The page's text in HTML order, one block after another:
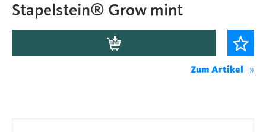
Stapelstein® Grow mint
Zum Artikel